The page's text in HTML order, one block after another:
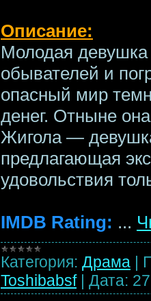
Описание:
Молодая девушка
обывателей и
опасный мир
денег. Отныне
Жигола —
предлагающая
удовольствия
IMDB Rating: ...
Категория: Драма |
Toshibabsf | Дата: